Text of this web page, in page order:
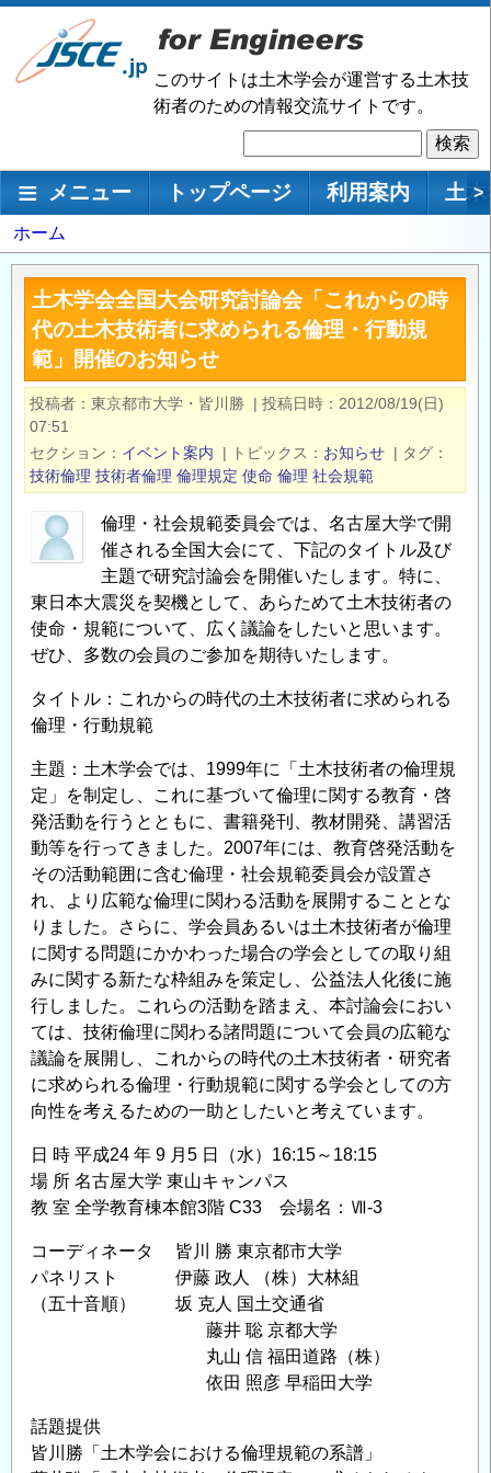
メ
ン
移
このサイトは土木学会が運営する土木技
術者のための情報交流サイトです。
索
メインナビゲーション
メニュー トップページ 利用案内 土 >
パ
ン
ず
ホーム
土木学会全国大会研究討論会「これからの時
代の土木技術者に求められる倫理・行動規
範」開催のお知らせ
投稿者 東京都市大学・皆川勝 | 投稿日時
2012/08/19(日)
07:51
セクション
イベント案内 | トピックス お知らせ | タグ
技術倫理 技術者倫理 倫理規定 使命 倫理 社会規範
倫理・社会規範委員会では、名古屋大学で開
催される全国大会にて、下記のタイトル及び
主題で研究討論会を開催いたします。特に、
東日本大震災を契機として、あらためて土木技術者の
使命・規範について、広く議論をしたいと思います。
ぜひ、多数の会員のご参加を期待いたします。
タイトル：これからの時代の土木技術者に求められる
倫理・行動規範
主題：土木学会では、1999年に「土木技術者の倫理規
定」を制定し、これに基づいて倫理に関する教育・啓
発活動を行うとともに、書籍発刊、教材開発、講習活
動等を行ってきました。2007年には、教育啓発活動を
その活動範囲に含む倫理・社会規範委員会が設置さ
れ、より広範な倫理に関わる活動を展開することとな
りました。さらに、学会員あるいは土木技術者が倫理
に関する問題にかかわった場合の学会としての取り組
みに関する新たな枠組みを策定し、公益法人化後に施
行しました。これらの活動を踏まえ、本討論会におい
ては、技術倫理に関わる諸問題について会員の広範な
議論を展開し、これからの時代の土木技術者・研究者
に求められる倫理・行動規範に関する学会としての方
向性を考えるための一助としたいと考えています。
日 時 平成24 年 9 月5 日（水）16:15～18:15
場 所 名古屋大学 東山キャンパス
教 室 全学教育棟本館3階 C33 会場名：Ⅶ-3
コーディネータ 皆川 勝 東京都市大学
パネリスト 伊藤 政人 （株）大林組
（五十音順） 坂 克人 国土交通省
藤井 聡 京都大学
丸山 信 福田道路（株）
依田 照彦 早稲田大学
話題提供
皆川勝「土木学会における倫理規範の系譜」